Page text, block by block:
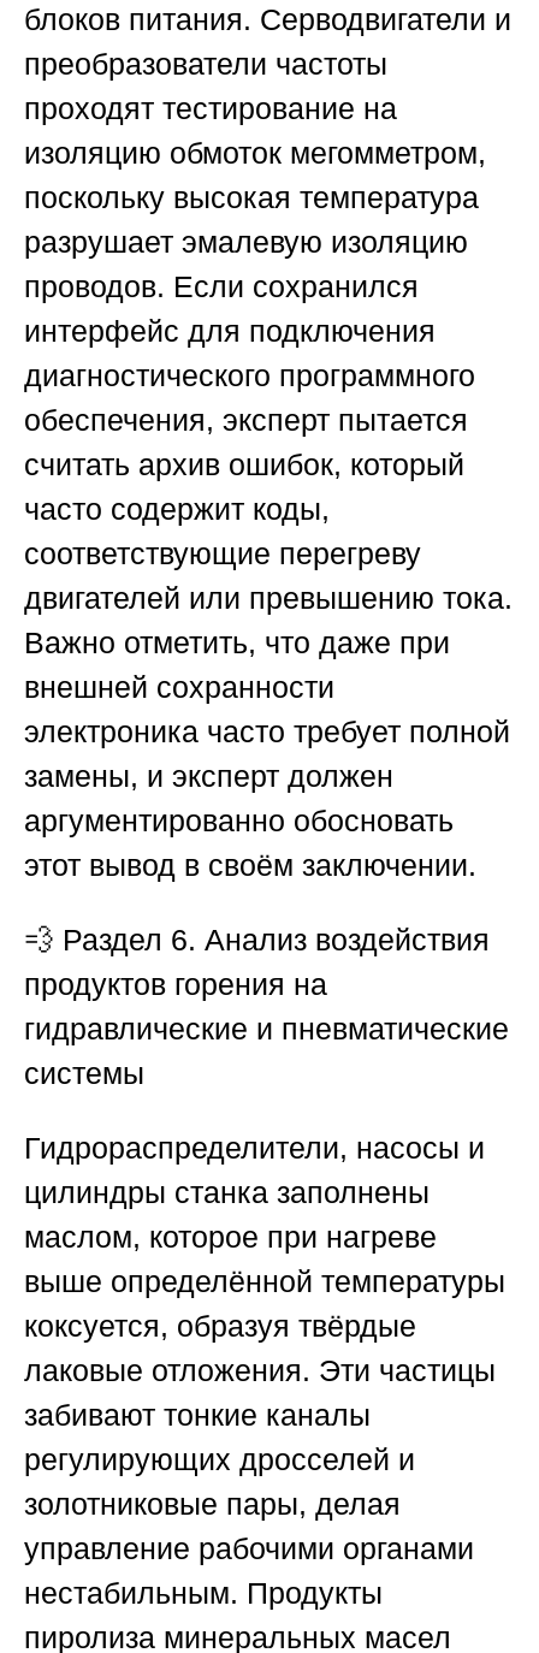
блоков питания. Серводвигатели и
преобразователи частоты
проходят тестирование на
изоляцию обмоток мегомметром,
поскольку высокая температура
разрушает эмалевую изоляцию
проводов. Если сохранился
интерфейс для подключения
диагностического программного
обеспечения, эксперт пытается
считать архив ошибок, который
часто содержит коды,
соответствующие перегреву
двигателей или превышению тока.
Важно отметить, что даже при
внешней сохранности
электроника часто требует полной
замены, и эксперт должен
аргументированно обосновать
этот вывод в своём заключении.
💨 Раздел 6. Анализ воздействия
продуктов горения на
гидравлические и пневматические
системы
Гидрораспределители, насосы и
цилиндры станка заполнены
маслом, которое при нагреве
выше определённой температуры
коксуется, образуя твёрдые
лаковые отложения. Эти частицы
забивают тонкие каналы
регулирующих дросселей и
золотниковые пары, делая
управление рабочими органами
нестабильным. Продукты
пиролиза минеральных масел